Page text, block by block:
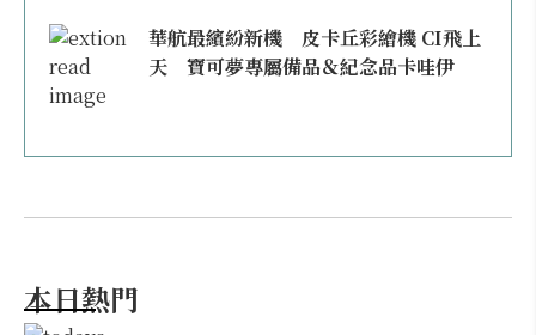
華航最繽紛新機 皮卡丘彩繪機 CI飛上
天 寶可夢專屬備品＆紀念品卡哇伊
本日熱門